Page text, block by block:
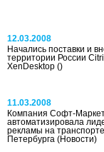
12.03.2008
Начались поставки и
территории России
XenDesktop ()
11.03.2008
Компания Софт-
автоматизировала
рекламы на
Петербурга (Новости)